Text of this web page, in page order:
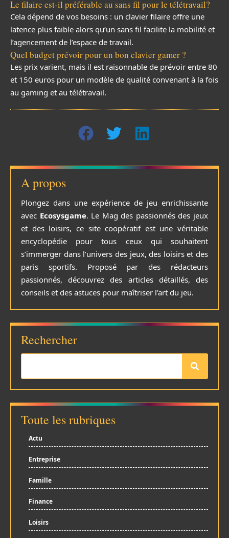
Le filaire est-il préférable au sans fil pour le télétravail?
Cela dépend de vos besoins : un clavier filaire offre une
latence plus faible alors qu’un sans fil facilite la mobilité et
l’agencement de l’espace de travail.
Quel budget prévoir pour un bon clavier gamer ?
Les prix varient, mais il est raisonnable de prévoir entre 80
et 150 euros pour un modèle de qualité convenant à la fois
au gaming et au télétravail.
A propos
Plongez dans une expérience de jeu enrichissante
avec Ecosysgame. Le Mag des passionnés des jeux
et des loisirs, ce site coopératif est une véritable
encyclopédie pour tous ceux qui souhaitent
s’immerger dans l’univers des jeux, des loisirs et des
paris sportifs. Proposé par des rédacteurs
passionnés, découvrez des articles détaillés, des
conseils et des astuces pour maîtriser l’art du jeu.
Rechercher
Toute les rubriques
Actu
Entreprise
Famille
Finance
Loisirs